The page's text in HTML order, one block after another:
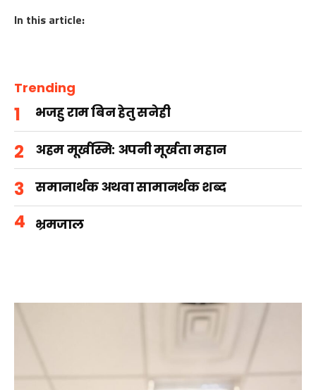
In this article:
Trending
भजहु राम बिन हेतु सनेही
अहम मूर्खस्मि: अपनी मूर्खता महान
समानार्थक अथवा सामानर्थक शब्द
भ्रमजाल